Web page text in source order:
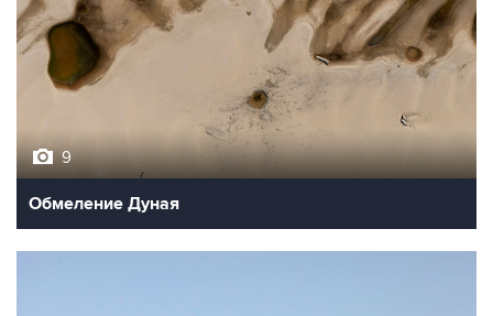
9
Обмеление Дуная